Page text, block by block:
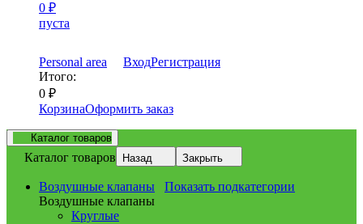
0 ₽
пуста
Personal area ВходРегистрация
Итого:
0 ₽
КорзинаОформить заказ
Каталог товаров
Каталог товаров Назад Закрыть
Воздушные клапаны
Показать подкатегории
Воздушные клапаны
Круглые